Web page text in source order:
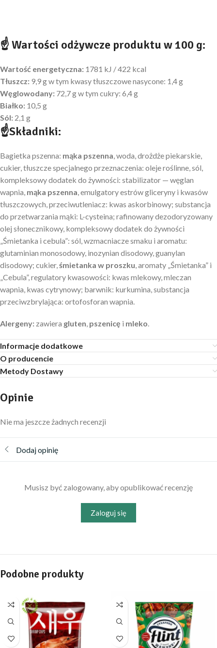
☝ Wartości odżywcze produktu w 100 g:
Wartość energetyczna: 1781 kJ / 422 kcal
Tłuszcz: 9,9 g w tym kwasy tłuszczowe nasycone: 1,4 g
Węglowodany: 72,7 g w tym cukry: 6,4 g
Białko: 10,5 g
Sól: 2,1 g
☝Składniki:
Bagietka pszenna: mąka pszenna, woda, drożdże piekarskie,
cukier, tłuszcze specjalnego przeznaczenia: oleje roślinne, sól,
kompleksowy dodatek do żywności: stabilizator — węglan
wapnia, mąka pszenna, emulgatory estrów gliceryny i kwasów
tłuszczowych, przeciwutleniacz: kwas askorbinowy; substancja
do przetwarzania mąki: L-cysteina; rafinowany dezodoryzowany
olej słonecznikowy, kompleksowy dodatek do żywności
„Śmietanka i cebula”: sól, wzmacniacze smaku i aromatu:
glutaminian monosodowy, inozynian disodowy, guanylan
disodowy; cukier,śmietanka w proszku, aromaty „Śmietanka” i
„Cebula”, regulatory kwasowości: kwas mlekowy, mleczan
wapnia, kwas cytrynowy; barwnik: kurkumina, substancja
przeciwzbrylająca: ortofosforan wapnia.
Alergeny: zawiera gluten, pszenicę i mleko.
Informacje dodatkowe
O producencie
Metody Dostawy
Opinie
Nie ma jeszcze żadnych recenzji
Dodaj opinię
Musisz być zalogowany, aby opublikować recenzję
Zaloguj się
Podobne produkty